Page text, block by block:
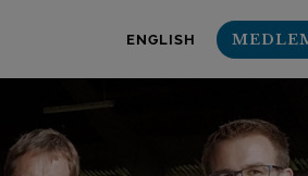
ENGLISH